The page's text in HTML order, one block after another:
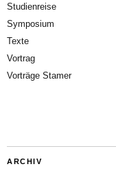
Studienreise
Symposium
Texte
Vortrag
Vorträge Stamer
ARCHIV